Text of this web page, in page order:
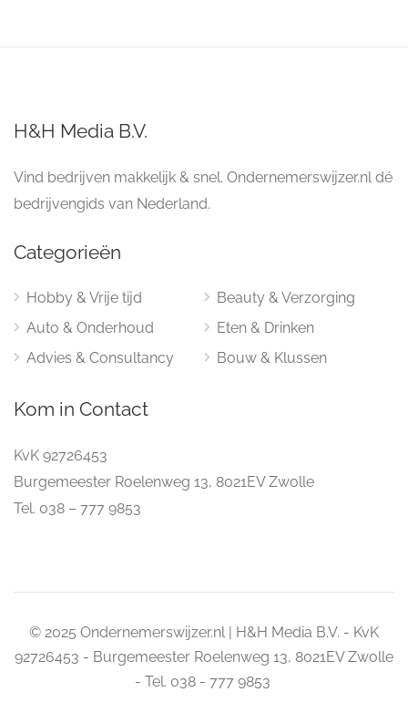
H&H Media B.V.
Vind bedrijven makkelijk & snel. Ondernemerswijzer.nl dé
bedrijvengids van Nederland.
Categorieën
Hobby & Vrije tijd
Auto & Onderhoud
Advies & Consultancy
Beauty & Verzorging
Eten & Drinken
Bouw & Klussen
Kom in Contact
KvK 92726453
Burgemeester Roelenweg 13, 8021EV Zwolle
Tel. 038 – 777 9853
© 2025 Ondernemerswijzer.nl | H&H Media B.V. - KvK
92726453 - Burgemeester Roelenweg 13, 8021EV Zwolle
- Tel. 038 - 777 9853